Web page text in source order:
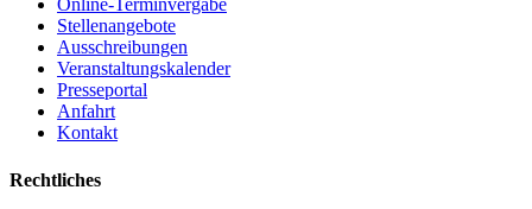
Online-Terminvergabe
Stellenangebote
Ausschreibungen
Veranstaltungskalender
Presseportal
Anfahrt
Kontakt
Rechtliches